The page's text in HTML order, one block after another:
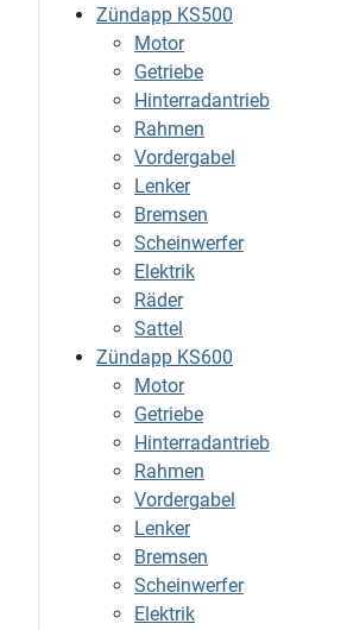
Zündapp KS500
Motor
Getriebe
Hinterradantrieb
Rahmen
Vordergabel
Lenker
Bremsen
Scheinwerfer
Elektrik
Räder
Sattel
Zündapp KS600
Motor
Getriebe
Hinterradantrieb
Rahmen
Vordergabel
Lenker
Bremsen
Scheinwerfer
Elektrik